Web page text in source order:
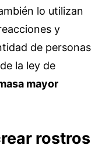
lo utilizan
y
de personas
la ley de
mayor
rostros